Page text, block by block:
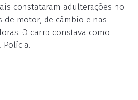
constataram adulterações no
de motor, de câmbio e nas
O carro constava como
Polícia.